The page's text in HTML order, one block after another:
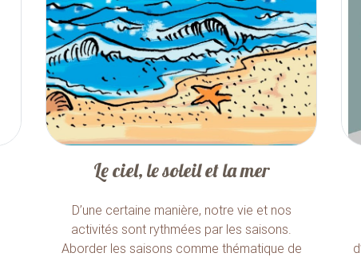
Le ciel, le soleil et la mer
D’une certaine manière, notre vie et nos
activités sont rythmées par les saisons.
Aborder les saisons comme thématique de